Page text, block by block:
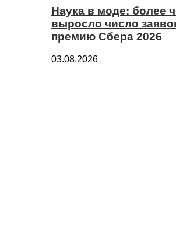
Наука в моде: более
выросло число
премию Сбера 2026
03.08.2026